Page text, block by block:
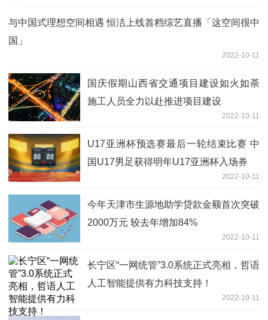
与中国式理想空间相遇 恒洁上线首档综艺直播「这空间很中
国」
2022-10-11
国庆假期山西省交通项目建设如火如荼
施工人员全力以赴推进项目建设
2022-10-11
U17亚洲杯预选赛最后一轮结束比赛 中
国U17男足获得明年U17亚洲杯入场券
2022-10-11
今年天津市生源地助学贷款金额首次突破
2000万元 较去年增加84%
2022-10-11
长宁区“一网统管”3.0系统正式亮相，哲语
人工智能提供有力科技支持！
2022-10-11